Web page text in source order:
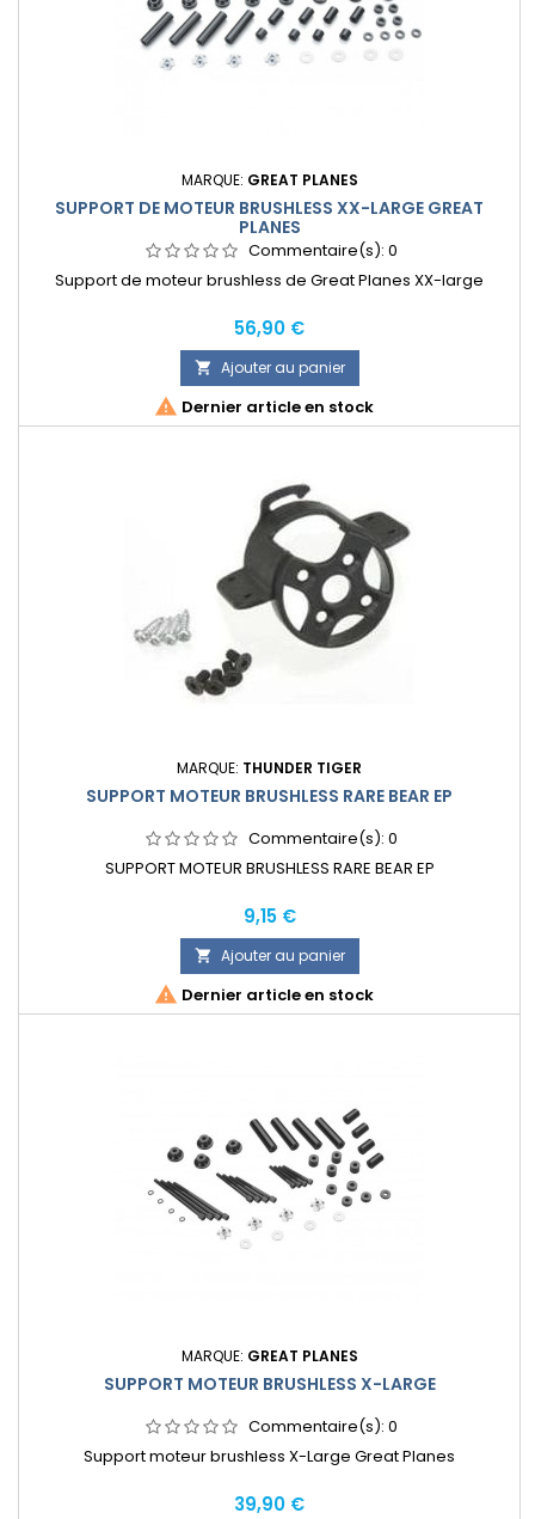
MARQUE: GREAT PLANES
SUPPORT DE MOTEUR BRUSHLESS XX-LARGE GREAT
PLANES
Commentaire(s): 0
Support de moteur brushless de Great Planes XX-large
Prix
56,90 €
 Ajouter au panier
 Dernier article en stock
MARQUE: THUNDER TIGER
SUPPORT MOTEUR BRUSHLESS RARE BEAR EP
Commentaire(s): 0
SUPPORT MOTEUR BRUSHLESS RARE BEAR EP
Prix
9,15 €
 Ajouter au panier
 Dernier article en stock
MARQUE: GREAT PLANES
SUPPORT MOTEUR BRUSHLESS X-LARGE
Commentaire(s): 0
Support moteur brushless X-Large Great Planes
Prix
39,90 €